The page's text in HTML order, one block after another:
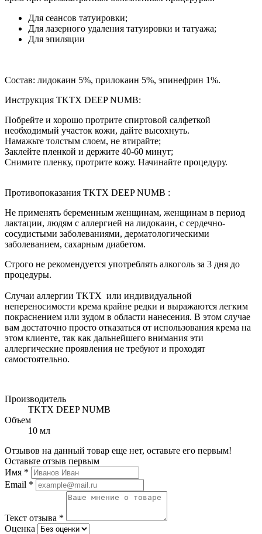
Для сеансов татуировки;
Для лазерного удаления татуировки и татуажа;
Для эпиляции
Состав: лидокаин 5%, прилокаин 5%, эпинефрин 1%.
Инструкция TKTX DEEP NUMB:
Побрейте и хорошо протрите спиртовой салфеткой
необходимый участок кожи, дайте высохнуть.
Намажьте толстым слоем, не втирайте;
Заклейте пленкой и держите 40-60 минут;
Снимите пленку, протрите кожу. Начинайте процедуру.
Противопоказания TKTX DEEP NUMB :
Не применять беременным женщинам, женщинам в период
лактации, людям с аллергией на лидокаин, с сердечно-
сосудистыми заболеваниями, дерматологическими
заболеванием, сахарным диабетом.
Строго не рекомендуется употреблять алкоголь за 3 дня до
процедуры.
Случаи аллергии TKTX или индивидуальной
непереносимости крема крайне редки и выражаются легким
покраснением или зудом в области нанесения. В этом случае
вам достаточно просто отказаться от использования крема на
этом клиенте, так как дальнейшего внимания эти
аллергические проявления не требуют и проходят
самостоятельно.
Производитель
TKTX DEEP NUMB
Объем
10 мл
Отзывов на данный товар еще нет, оставьте его первым!
Оставьте отзыв первым
Имя *
Email *
Текст отзыва *
Оценка